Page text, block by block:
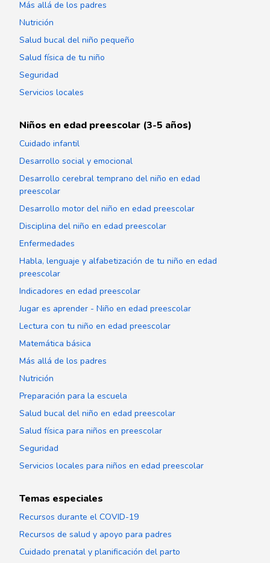
Más allá de los padres
Nutrición
Salud bucal del niño pequeño
Salud física de tu niño
Seguridad
Servicios locales
Niños en edad preescolar (3-5 años)
Cuidado infantil
Desarrollo social y emocional
Desarrollo cerebral temprano del niño en edad
preescolar
Desarrollo motor del niño en edad preescolar
Disciplina del niño en edad preescolar
Enfermedades
Habla, lenguaje y alfabetización de tu niño en edad
preescolar
Indicadores en edad preescolar
Jugar es aprender - Niño en edad preescolar
Lectura con tu niño en edad preescolar
Matemática básica
Más allá de los padres
Nutrición
Preparación para la escuela
Salud bucal del niño en edad preescolar
Salud física para niños en preescolar
Seguridad
Servicios locales para niños en edad preescolar
Temas especiales
Recursos durante el COVID-19
Recursos de salud y apoyo para padres
Cuidado prenatal y planificación del parto